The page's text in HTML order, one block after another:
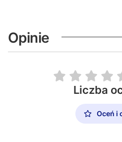
Opinie
Liczba
Oceń i